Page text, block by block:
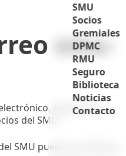
SMU
Socios
Gremiales
DPMC
RMU
Seguro
Biblioteca
Noticias
Contacto
smu-
abierta, sin
del SMU.
SMU puede suscribirse